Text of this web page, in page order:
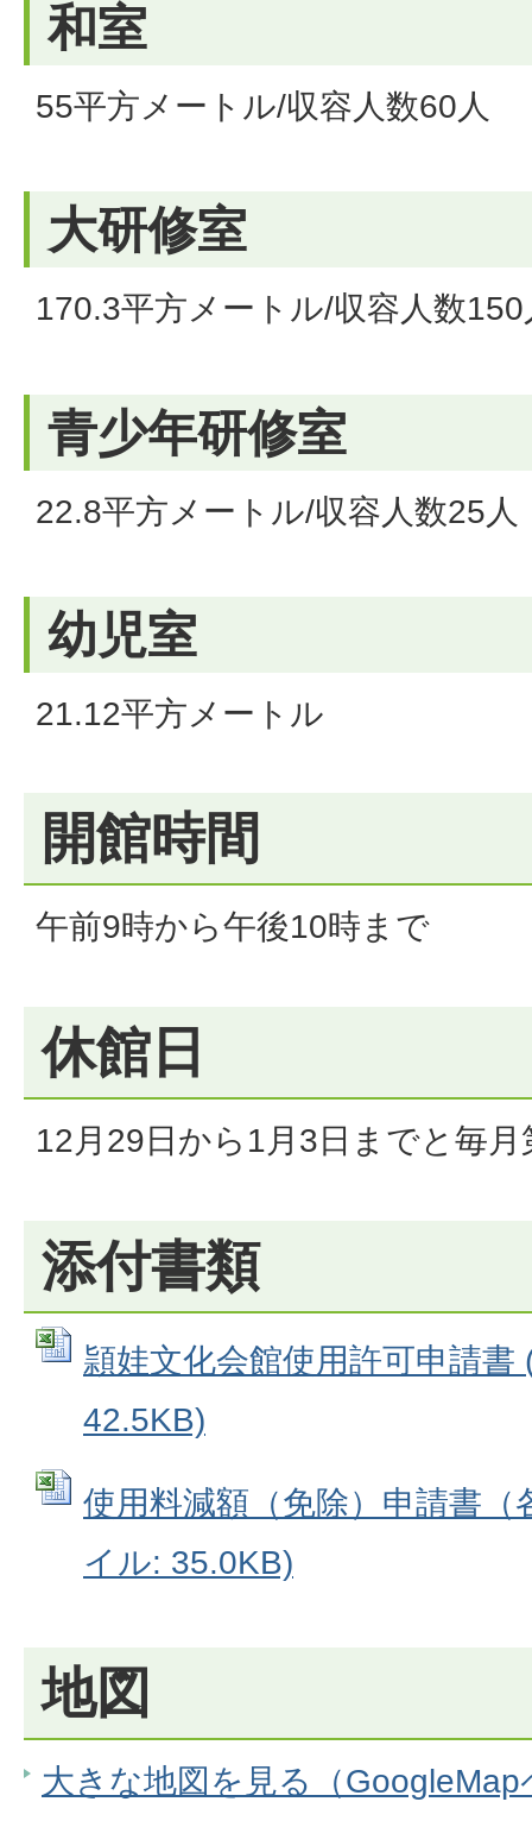
和室
55平方メートル/収容人数60人
大研修室
170.3平方メートル/収容人数150
青少年研修室
22.8平方メートル/収容人数25人
幼児室
21.12平方メートル
開館時間
午前9時から午後10時まで
休館日
12月29日から1月3日までと毎月
添付書類
頴娃文化会館使用許可申請書
42.5KB)
使用料減額（免除）申請書（
イル: 35.0KB)
地図
大きな地図を見る（GoogleMap